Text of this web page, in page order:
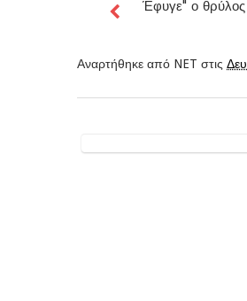
Έφυγε" ο θρύλος
Αναρτήθηκε από NET στις